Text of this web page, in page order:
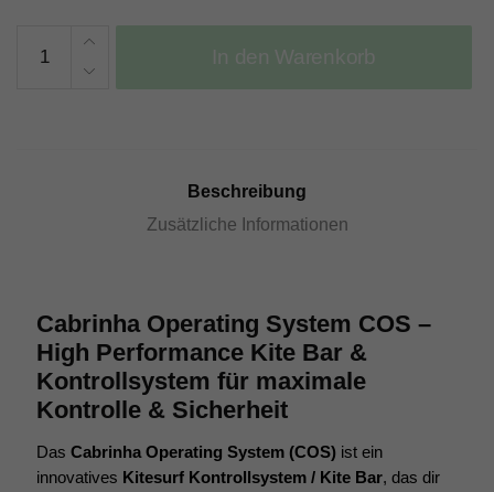
Operating
In den Warenkorb
Beschreibung
Zusätzliche Informationen
Cabrinha Operating System COS –
High Performance Kite Bar &
Kontrollsystem für maximale
Kontrolle & Sicherheit
Das Cabrinha Operating System (COS) ist ein
innovatives Kitesurf Kontrollsystem / Kite Bar, das dir